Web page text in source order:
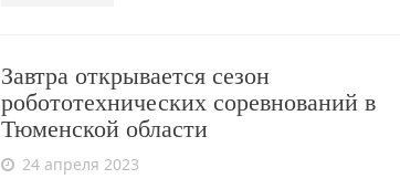
Завтра открывается сезон
робототехнических соревнований в
Тюменской области
24 апреля 2023